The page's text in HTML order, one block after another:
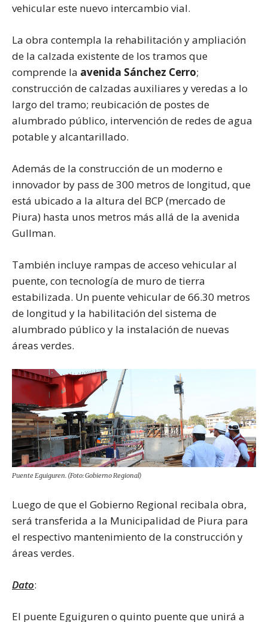
vehicular este nuevo intercambio vial.
La obra contempla la rehabilitación y ampliación
de la calzada existente de los tramos que
comprende la avenida Sánchez Cerro;
construcción de calzadas auxiliares y veredas a lo
largo del tramo; reubicación de postes de
alumbrado público, intervención de redes de agua
potable y alcantarillado.
Además de la construcción de un moderno e
innovador by pass de 300 metros de longitud, que
está ubicado a la altura del BCP (mercado de
Piura) hasta unos metros más allá de la avenida
Gullman.
También incluye rampas de acceso vehicular al
puente, con tecnología de muro de tierra
estabilizada. Un puente vehicular de 66.30 metros
de longitud y la habilitación del sistema de
alumbrado público y la instalación de nuevas
áreas verdes.
Puente Eguiguren. (Foto: Gobierno Regional)
Luego de que el Gobierno Regional recibala obra,
será transferida a la Municipalidad de Piura para
el respectivo mantenimiento de la construcción y
áreas verdes.
Dato:
El puente Eguiguren o quinto puente que unirá a